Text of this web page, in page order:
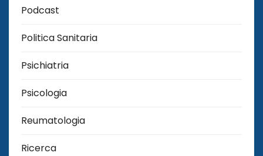
Podcast
Politica Sanitaria
Psichiatria
Psicologia
Reumatologia
Ricerca